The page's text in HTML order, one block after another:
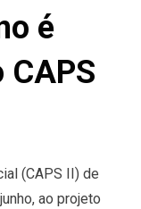
é
CAPS
(CAPS II) de
ao projeto